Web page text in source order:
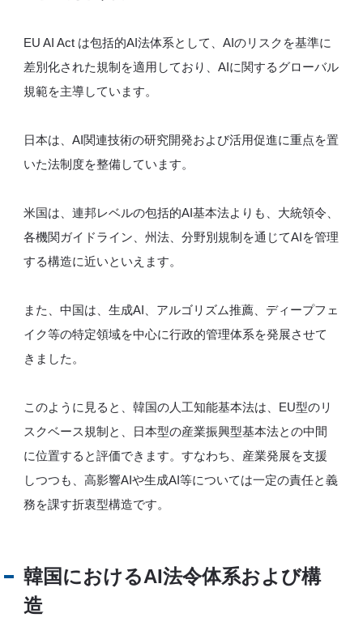
EU AI Act は包括的AI法体系として、AIのリスクを基準に
差別化された規制を適用しており、AIに関するグローバル
規範を主導しています。
日本は、AI関連技術の研究開発および活用促進に重点を置
いた法制度を整備しています。
米国は、連邦レベルの包括的AI基本法よりも、大統領令、
各機関ガイドライン、州法、分野別規制を通じてAIを管理
する構造に近いといえます。
また、中国は、生成AI、アルゴリズム推薦、ディープフェ
イク等の特定領域を中心に行政的管理体系を発展させて
きました。
このように見ると、韓国の人工知能基本法は、EU型のリ
スクベース規制と、日本型の産業振興型基本法との中間
に位置すると評価できます。すなわち、産業発展を支援
しつつも、高影響AIや生成AI等については一定の責任と義
務を課す折衷型構造です。
韓国におけるAI法令体系および構
造